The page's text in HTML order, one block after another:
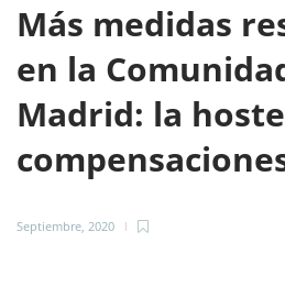
Más medidas
en la
Madrid: la
Septiembre, 2020